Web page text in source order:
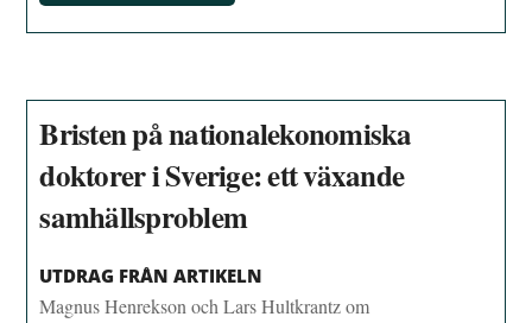
Bristen på nationalekonomiska
doktorer i Sverige: ett växande
samhällsproblem
UTDRAG FRÅN ARTIKELN
Magnus Henrekson och Lars Hultkrantz om